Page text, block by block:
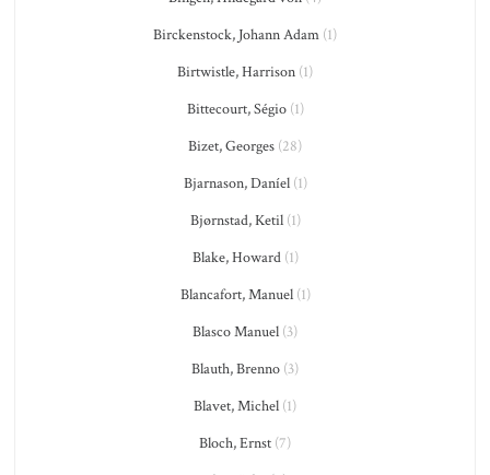
Birckenstock, Johann Adam (1)
Birtwistle, Harrison (1)
Bittecourt, Ségio(1)
Bizet, Georges (28)
Bjarnason, Daníel(1)
Bjørnstad, Ketil(1)
Blake, Howard(1)
Blancafort, Manuel(1)
Blasco Manuel (3)
Blauth, Brenno (3)
Blavet, Michel (1)
Bloch, Ernst (7)